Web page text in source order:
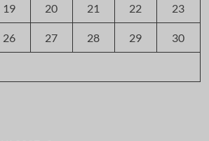
19 20 21 22 23
26 27 28 29 30